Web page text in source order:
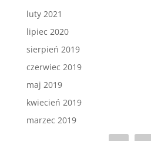
luty 2021
lipiec 2020
sierpień 2019
czerwiec 2019
maj 2019
kwiecień 2019
marzec 2019